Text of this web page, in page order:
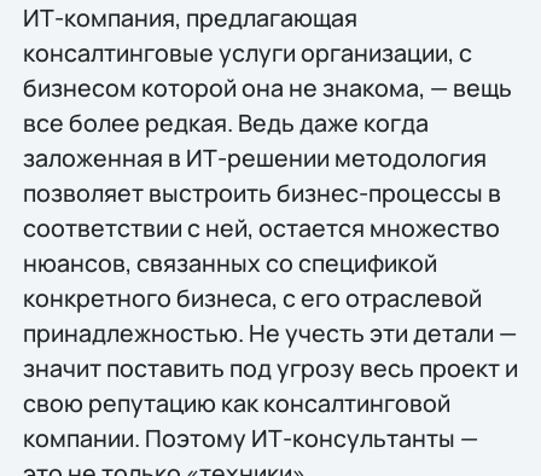
ИТ-компания, предлагающая
консалтинговые услуги организации, с
бизнесом которой она не знакома, — вещь
все более редкая. Ведь даже когда
заложенная в ИТ-решении методология
позволяет выстроить бизнес-процессы в
соответствии с ней, остается множество
нюансов, связанных со спецификой
конкретного бизнеса, с его отраслевой
принадлежностью. Не учесть эти детали —
значит поставить под угрозу весь проект и
свою репутацию как консалтинговой
компании. Поэтому ИТ-консультанты —